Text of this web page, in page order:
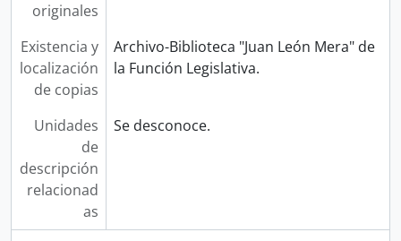
originales
Existencia y
localización
de copias
Archivo-Biblioteca "Juan León Mera" de
la Función Legislativa.
Unidades
de
descripción
relacionad
as
Se desconoce.